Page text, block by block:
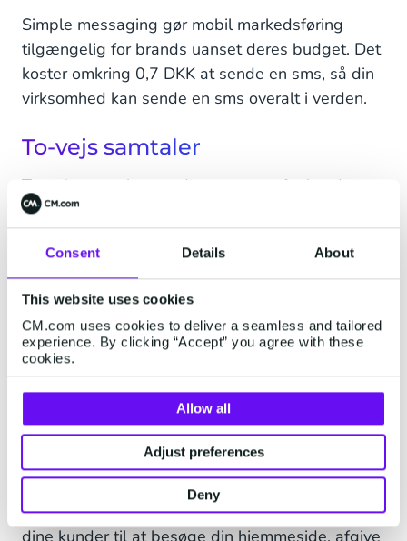
Consent Details About
This website uses cookies
CM.com uses cookies to deliver a seamless and tailored
experience. By clicking “Accept” you agree with these
cookies.
Allow all
Adjust preferences
Deny
Simple messaging gør mobil markedsføring
tilgængelig for brands uanset deres budget. Det
koster omkring 0,7 DKK at sende en sms, så din
virksomhed kan sende en sms overalt i verden.
To-vejs samtaler
To-vejs samtaler gør det nemmere for kunderne
at kontakte din virksomhed direkte. Du kan
hurtigt besvare spørgsmål, planlægge aftaler og
opfylde dine kunders behov med blot nogle få
sms'er.
Sender du stadig envejsbeskeder? >
Links med forhåndsvisning af
billeder
Links med preview-billeder kan tilføje et
interaktivt element til dine SMS-
marketingbeskeder. Hvis du f.eks. bruger et link
som en opfordring til handling, kan du guide
dine kunder til at besøge din hjemmeside, afgive